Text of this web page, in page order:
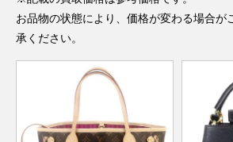
お品物の状態により、価格が変わる場合が
承ください。